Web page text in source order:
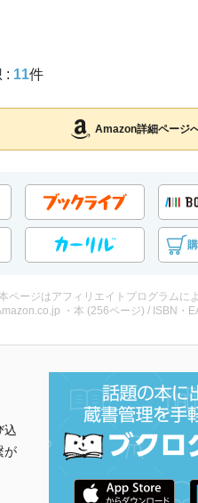
: 11件
Amazon詳細ページ
ページはアフィリエイトプログラムに
・本 (256ページ) / ISBN・
込
が